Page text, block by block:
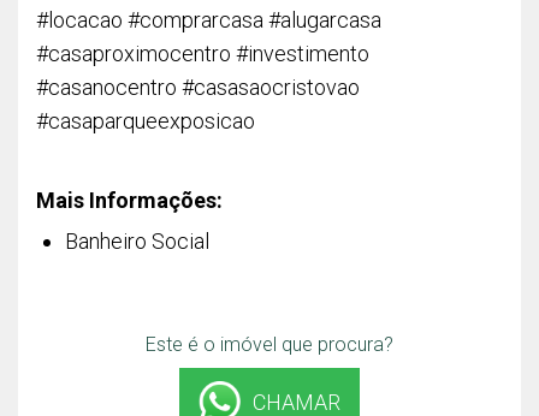
#locacao #comprarcasa #alugarcasa
#casaproximocentro #investimento
#casanocentro #casasaocristovao
#casaparqueexposicao
Mais Informações:
Banheiro Social
Este é o imóvel que procura?
CHAMAR